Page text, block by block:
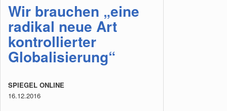
Wir brauchen „eine
radikal neue Art
kontrollierter
Globalisierung“
SPIEGEL ONLINE
16.12.2016